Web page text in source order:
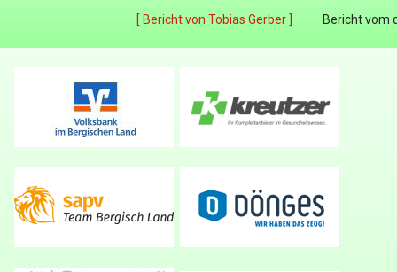
[ Bericht von Tobias Gerber ]
Bericht vom